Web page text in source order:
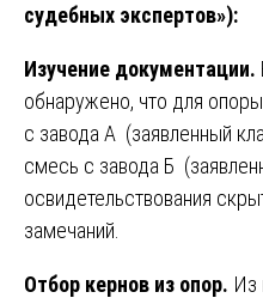
судебных экспертов»):
Изучение документации.
обнаружено, что для
с завода А (заявленный
смесь с завода Б
освидетельствования
замечаний.
Отбор кернов из опор. Из